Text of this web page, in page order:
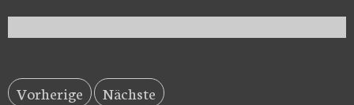
Vorherige Nächste